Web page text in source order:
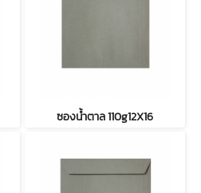
ซองน้ำตาล 110g12X16